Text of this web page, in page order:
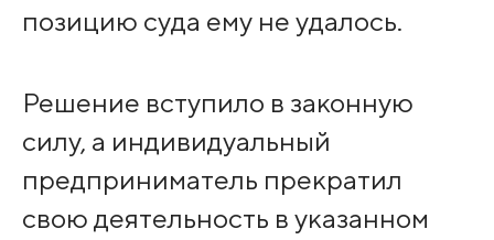
позицию суда ему не удалось.
Решение вступило в законную
силу, а индивидуальный
предприниматель прекратил
свою деятельность в указанном